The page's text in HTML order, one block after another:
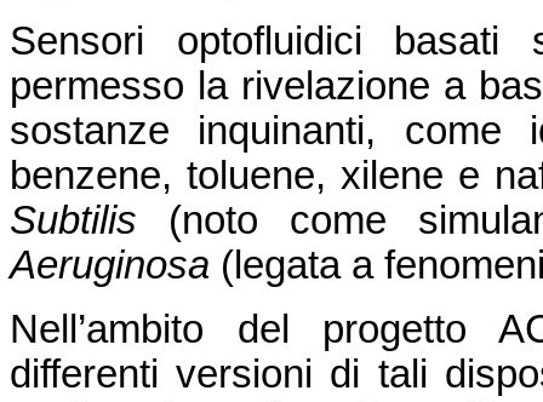
Sensori optofluidici
permesso la rivelazione a
sostanze inquinanti, come
benzene, toluene, xilene e
Subtilis (noto come
Aeruginosa (legata a
Nell’ambito del progetto
differenti versioni di tali